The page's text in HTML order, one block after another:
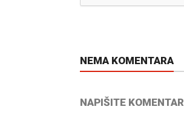
NEMA KOMENTARA
NAPIŠITE KOMENTAR